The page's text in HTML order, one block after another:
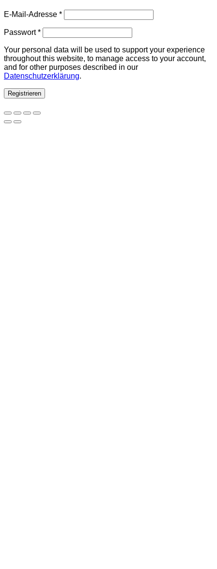
E-Mail-Adresse *Erforderlich
Passwort*Erforderlich
Your personal data will be used to support your experience
throughout this website, to manage access to your account,
and for other purposes described in our
Datenschutzerklärung.
Registrieren